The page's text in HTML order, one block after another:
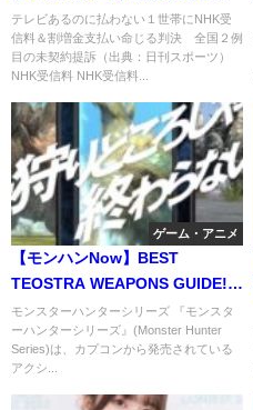
頑張れNHK党。見せしめ判決の
闇
テレビあるのに払わない１世帯にNHK受
信料＆割増金支払い命じる判決 全国２例
目の未契約提訴（出典：日刊スポーツ）
NHK受信料 NHK受信料...
ゲーム・アニメ
【モンハンNow】BEST
TEOSTRA WEAPONS GUIDE!
All Weapon
モンスターハンターシリーズ 『モンスタ
ーハンターシリーズ』(Monster Hunter
Series)は、カプコンから発売されている
アクシ...